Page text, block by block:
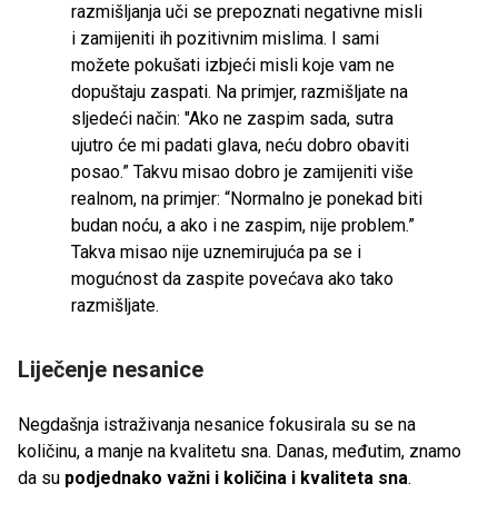
razmišljanja uči se prepoznati negativne misli
i zamijeniti ih pozitivnim mislima. I sami
možete pokušati izbjeći misli koje vam ne
dopuštaju zaspati. Na primjer, razmišljate na
sljedeći način: "Ako ne zaspim sada, sutra
ujutro će mi padati glava, neću dobro obaviti
posao.” Takvu misao dobro je zamijeniti više
realnom, na primjer: “Normalno je ponekad biti
budan noću, a ako i ne zaspim, nije problem.”
Takva misao nije uznemirujuća pa se i
mogućnost da zaspite povećava ako tako
razmišljate.
Liječenje nesanice
Negdašnja istraživanja nesanice fokusirala su se na
količinu, a manje na kvalitetu sna. Danas, međutim, znamo
da su podjednako važni i količina i kvaliteta sna.